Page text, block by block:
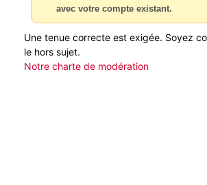
avec votre compte existant.
Une tenue correcte est exigée. Soyez
le hors sujet.
Notre charte de modération